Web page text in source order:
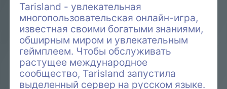
Tarisland - увлекательная
многопользовательская онлайн-игра,
известная своими богатыми знаниями,
обширным миром и увлекательным
геймплеем. Чтобы обслуживать
растущее международное
сообщество, Tarisland запустила
выделенный сервер на русском языке.